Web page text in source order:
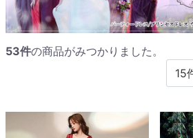
53件の商品がみつかりました。